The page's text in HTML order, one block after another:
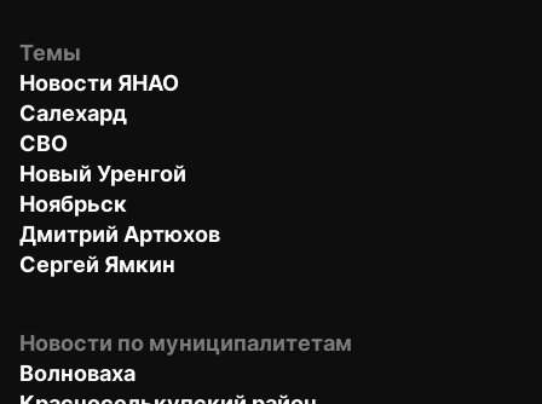
Темы
Новости ЯНАО
Салехард
СВО
Новый Уренгой
Ноябрьск
Дмитрий Артюхов
Сергей Ямкин
Новости по муниципалитетам
Волноваха